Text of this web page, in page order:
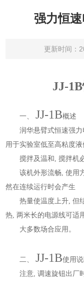
强力恒
更新时间：
JJ-1B恒
一、JJ-1B概述
润华悬臂式恒速强力
用于实验室低至高粘度液
搅拌及温和, 搅拌机
该机外形流畅, 使用
然在连续运行时会产生
热量使温度上升, 但
热, 两米长的电源线可适
大多数场合应用。
二、JJ-1B使用说
注意, 调速旋钮出厂